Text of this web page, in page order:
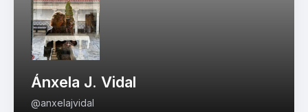
Ánxela J. Vidal
@anxelajvidal